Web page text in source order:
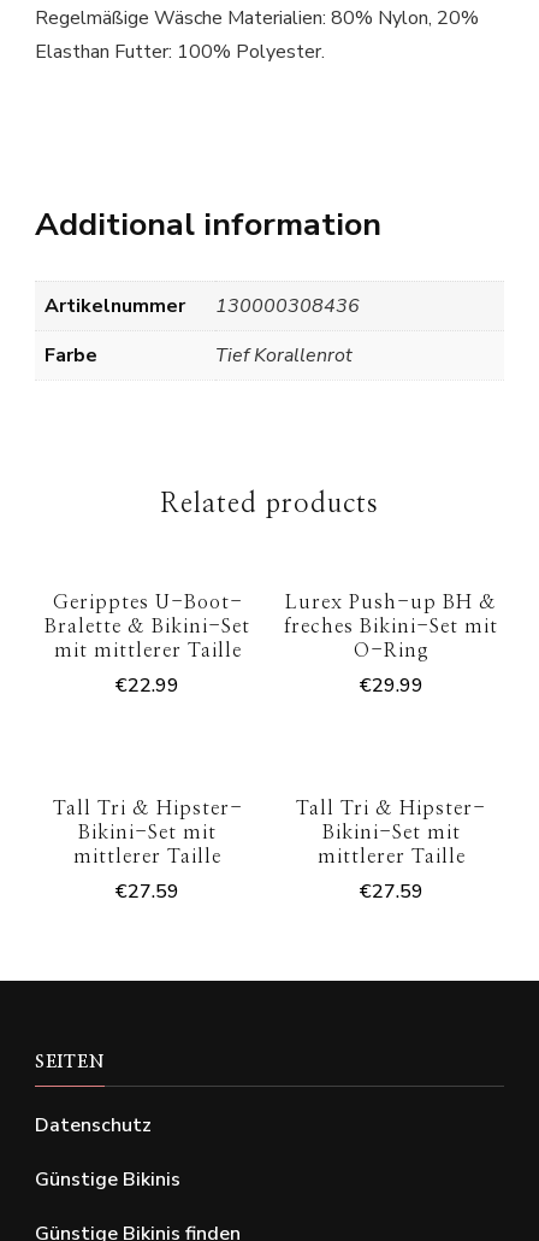
Regelmäßige Wäsche Materialien: 80% Nylon, 20%
Elasthan Futter: 100% Polyester.
Additional information
Artikelnummer
130000308436
Farbe
Tief Korallenrot
Related products
Geripptes U-Boot-
Bralette & Bikini-Set
mit mittlerer Taille
€22.99
Lurex Push-up BH &
freches Bikini-Set mit
O-Ring
€29.99
Tall Tri & Hipster-
Bikini-Set mit
mittlerer Taille
€27.59
Tall Tri & Hipster-
Bikini-Set mit
mittlerer Taille
€27.59
SEITEN
Datenschutz
Günstige Bikinis
Günstige Bikinis finden